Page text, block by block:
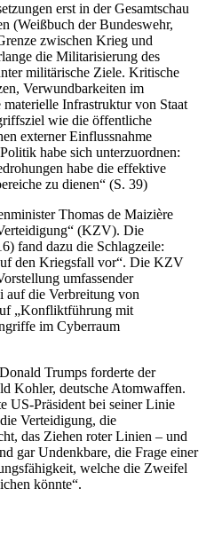
erst in der Gesamtschau
(Weißbuch der Bundeswehr,
zwischen Krieg und
die Militarisierung des
militärische Ziele. Kritische
Verwundbarkeiten im
Infrastruktur von Staat
wie die öffentliche
externer Einflussnahme
habe sich unterzuordnen:
habe die effektive
zu dienen“ (S. 39)
Thomas de Maizière
(KZV). Die
fand dazu die Schlagzeile:
den Kriegsfall vor“. Die KZV
umfassender
auf die Verbreitung von
„Konfliktführung mit
im Cyberraum
Trumps forderte der
Kohler, deutsche Atomwaffen.
US-Präsident bei seiner Linie
Verteidigung, die
das Ziehen roter Linien – und
gar Undenkbare, die Frage einer
welche die Zweifel
könnte“.